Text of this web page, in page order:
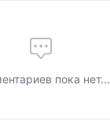
пока нет...